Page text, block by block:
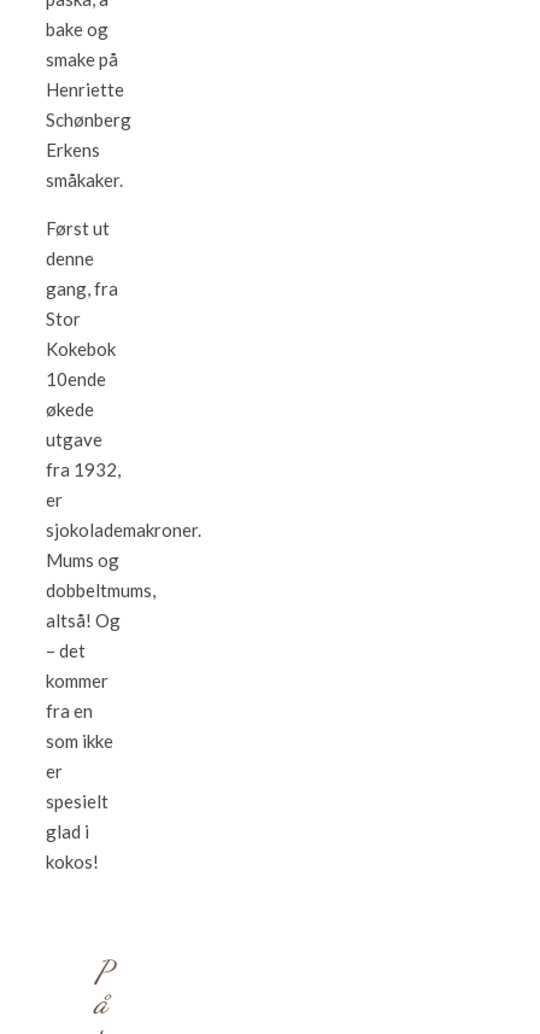
bake og
smake på
Henriette
Schønberg
Erkens
småkaker.
Først ut
denne
gang, fra
Stor
Kokebok
10ende
økede
utgave
fra 1932,
er
sjokolademakroner.
Mums og
dobbeltmums,
altså! Og
– det
kommer
fra en
som ikke
er
spesielt
glad i
kokos!
P
å